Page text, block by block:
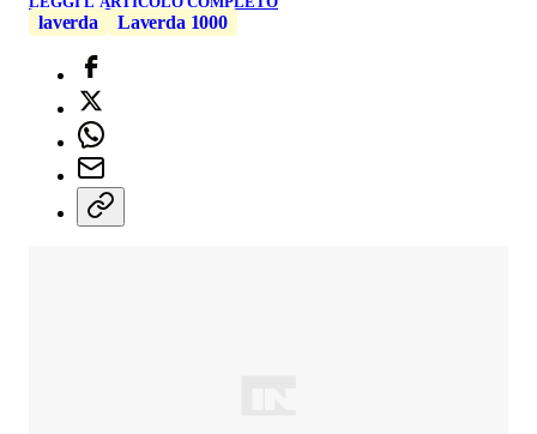
laverda Laverda 1000